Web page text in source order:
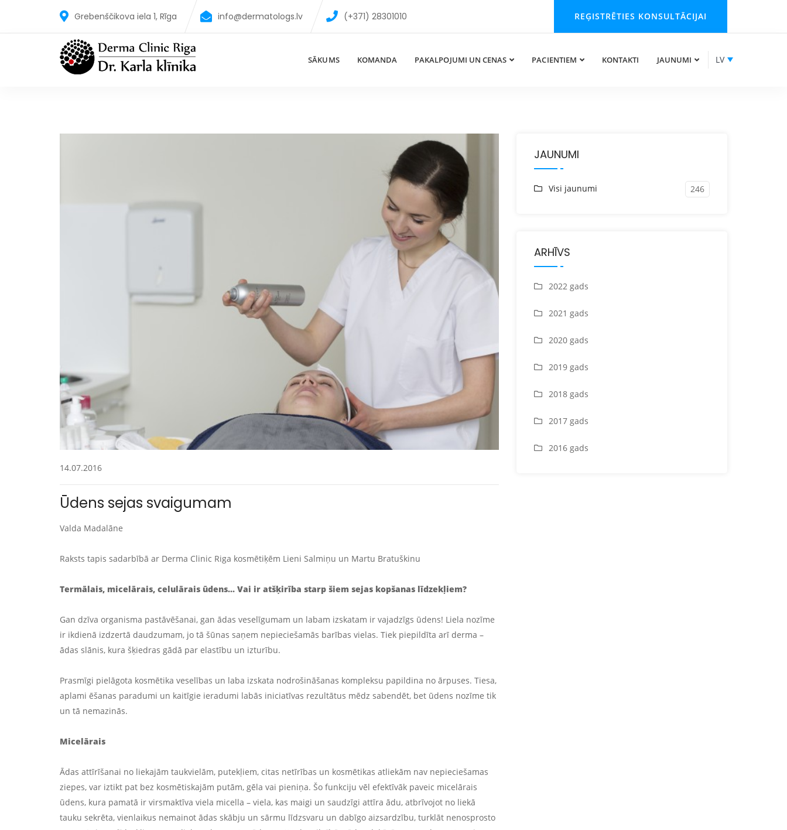
Grebenščikova iela 1, Rīga info@dermatologs.lv (+371) 28301010 REĢISTRĒTIES KONSULTĀCIJAI
LV
SĀKUMS KOMANDA PAKALPOJUMI UN CENAS PACIENTIEM KONTAKTI JAUNUMI
14.07.2016
Ūdens sejas svaigumam
Valda Madalāne
Raksts tapis sadarbībā ar Derma Clinic Riga kosmētiķēm Lieni Salmiņu un Martu Bratuškinu
Termālais, micelārais, celulārais ūdens... Vai ir atšķirība starp šiem sejas kopšanas līdzekļiem?
Gan dzīva organisma pastāvēšanai, gan ādas veselīgumam un labam izskatam ir vajadzīgs ūdens! Liela nozīme
ir ikdienā izdzertā daudzumam, jo tā šūnas saņem nepieciešamās barības vielas. Tiek piepildīta arī derma –
ādas slānis, kura šķiedras gādā par elastību un izturību.
Prasmīgi pielāgota kosmētika veselības un laba izskata nodrošināšanas kompleksu papildina no ārpuses. Tiesa,
aplami ēšanas paradumi un kaitīgie ieradumi labās iniciatīvas rezultātus mēdz sabendēt, bet ūdens nozīme tik
un tā nemazinās.
Micelārais
Ādas attīrīšanai no liekajām taukvielām, putekļiem, citas netīrības un kosmētikas atliekām nav nepieciešamas
ziepes, var iztikt pat bez kosmētiskajām putām, gēla vai pieniņa. Šo funkciju vēl efektīvāk paveic micelārais
ūdens, kura pamatā ir virsmaktīva viela micella – viela, kas maigi un saudzīgi attīra ādu, atbrīvojot no liekā
tauku sekrēta, vienlaikus nemainot ādas skābju un sārmu līdzsvaru un dabīgo aizsardzību, turklāt nenosprosto
JAUNUMI
Visi jaunumi 246
ARHĪVS
2022 gads
2021 gads
2020 gads
2019 gads
2018 gads
2017 gads
2016 gads